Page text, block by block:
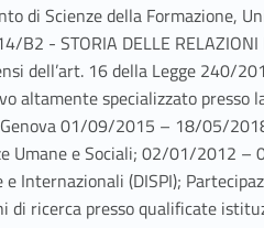
di Scienze della Formazione,
- STORIA DELLE RELAZIONI
dell’art. 16 della Legge 240/
altamente specializzato
Genova 01/09/2015 – 18/05/
Umane e Sociali; 02/01/2012
Internazionali (DISPI);
ricerca presso qualificate